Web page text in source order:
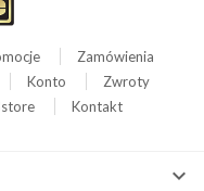
Zamówienia
Konto
Zwroty
Kontakt
